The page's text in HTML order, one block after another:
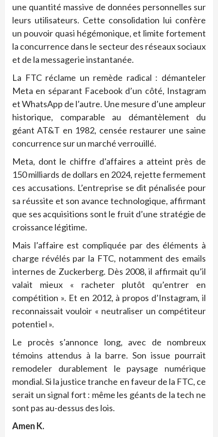
une quantité massive de données personnelles sur
leurs utilisateurs. Cette consolidation lui confère
un pouvoir quasi hégémonique, et limite fortement
la concurrence dans le secteur des réseaux sociaux
et de la messagerie instantanée.
La FTC réclame un remède radical : démanteler
Meta en séparant Facebook d’un côté, Instagram
et WhatsApp de l’autre. Une mesure d’une ampleur
historique, comparable au démantèlement du
géant AT&T en 1982, censée restaurer une saine
concurrence sur un marché verrouillé.
Meta, dont le chiffre d’affaires a atteint près de
150 milliards de dollars en 2024, rejette fermement
ces accusations. L’entreprise se dit pénalisée pour
sa réussite et son avance technologique, affirmant
que ses acquisitions sont le fruit d’une stratégie de
croissance légitime.
Mais l’affaire est compliquée par des éléments à
charge révélés par la FTC, notamment des emails
internes de Zuckerberg. Dès 2008, il affirmait qu’il
valait mieux « racheter plutôt qu’entrer en
compétition ». Et en 2012, à propos d’Instagram, il
reconnaissait vouloir « neutraliser un compétiteur
potentiel ».
Le procès s’annonce long, avec de nombreux
témoins attendus à la barre. Son issue pourrait
remodeler durablement le paysage numérique
mondial. Si la justice tranche en faveur de la FTC, ce
serait un signal fort : même les géants de la tech ne
sont pas au-dessus des lois.
Amen K.